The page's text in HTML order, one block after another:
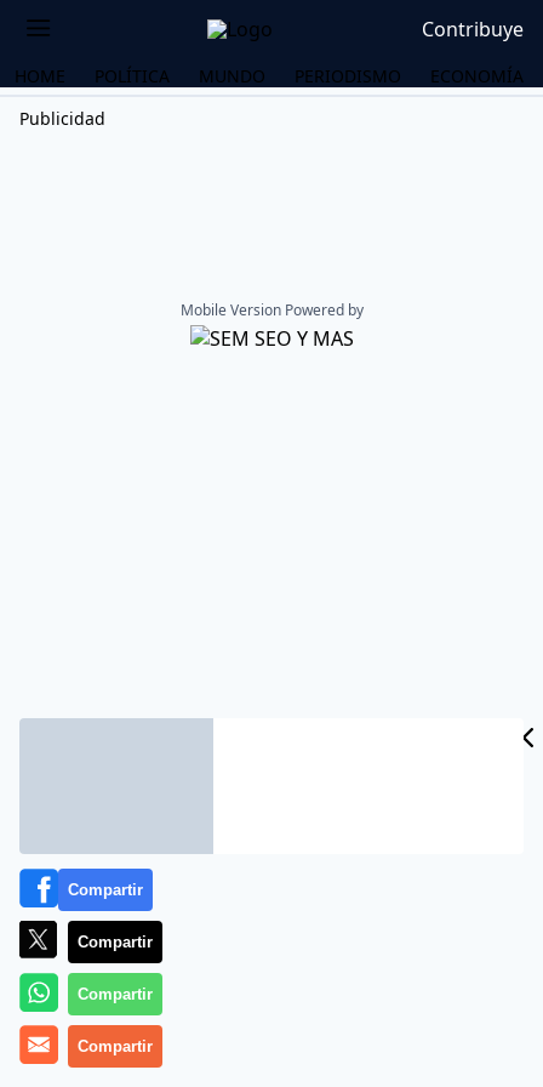
Contribuye
HOME POLÍTICA MUNDO PERIODISMO
ECONOMÍA
Publicidad
Mobile Version Powered by
Compartir
Compartir
Compartir
Compartir